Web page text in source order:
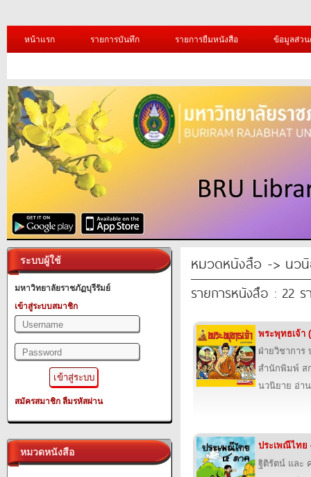
หน้าแรก รายการบันทึก รายการยืมหนังสือ ข้อมูลส่ว
ระบบผู้ใช้
มหาวิทยาลัยราชภัฏบุรีรัมย์
เข้าสู่ระบบสมาชิก
สมัครสมาชิก ลืมรหัสผ่าน
หมวดหนังสือ
หมวดหนังสือ -> นวนิ
รายการหนังสือ : 22 ร
พระพุทธเจ้า
ฝ่ายวิชาการ
สำนักพิมพ์ ส
นวนิยาย อ่า
ประเพณีไทย
ฐิติรัตน์ และ